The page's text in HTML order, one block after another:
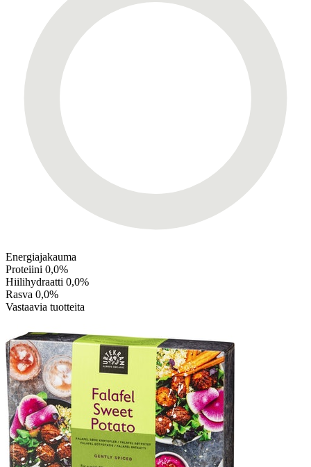
Energiajakauma
Proteiini 0,0%
Hiilihydraatti 0,0%
Rasva 0,0%
Vastaavia tuotteita